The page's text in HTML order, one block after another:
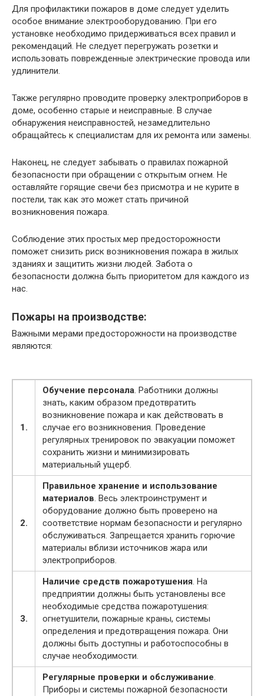
Для профилактики пожаров в доме следует уделить
особое внимание электрооборудованию. При его
установке необходимо придерживаться всех правил и
рекомендаций. Не следует перегружать розетки и
использовать поврежденные электрические провода или
удлинители.
Также регулярно проводите проверку электроприборов в
доме, особенно старые и неисправные. В случае
обнаружения неисправностей, незамедлительно
обращайтесь к специалистам для их ремонта или замены.
Наконец, не следует забывать о правилах пожарной
безопасности при обращении с открытым огнем. Не
оставляйте горящие свечи без присмотра и не курите в
постели, так как это может стать причиной
возникновения пожара.
Соблюдение этих простых мер предосторожности
поможет снизить риск возникновения пожара в жилых
зданиях и защитить жизни людей. Забота о
безопасности должна быть приоритетом для каждого из
нас.
Пожары на производстве:
Важными мерами предосторожности на производстве
являются:
1.
Обучение персонала. Работники должны
знать, каким образом предотвратить
возникновение пожара и как действовать в
случае его возникновения. Проведение
регулярных тренировок по эвакуации поможет
сохранить жизни и минимизировать
материальный ущерб.
2.
Правильное хранение и использование
материалов. Весь электроинструмент и
оборудование должно быть проверено на
соответствие нормам безопасности и регулярно
обслуживаться. Запрещается хранить горючие
материалы вблизи источников жара или
электроприборов.
3.
Наличие средств пожаротушения. На
предприятии должны быть установлены все
необходимые средства пожаротушения:
огнетушители, пожарные краны, системы
определения и предотвращения пожара. Они
должны быть доступны и работоспособны в
случае необходимости.
Регулярные проверки и обслуживание.
Приборы и системы пожарной безопасности